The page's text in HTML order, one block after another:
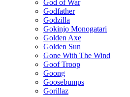
God of War
Godfather
Godzilla
Gokinjo Monogatari
Golden Axe
Golden Sun
Gone With The Wind
Goof Troop
Goong
Goosebumps
Gorillaz